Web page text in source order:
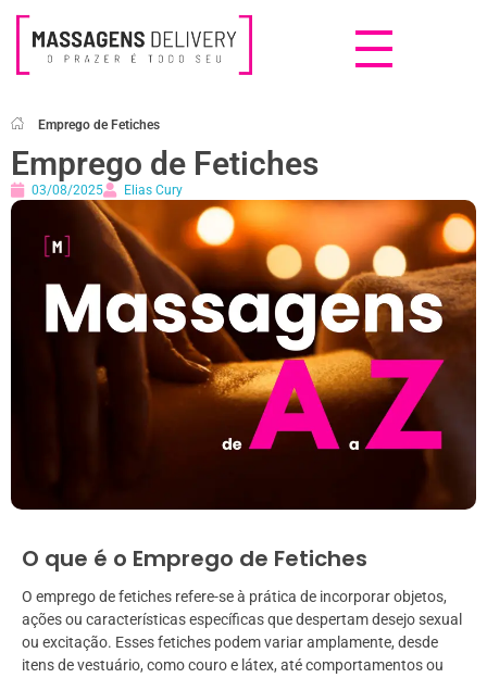
Emprego de Fetiches
Emprego de Fetiches
03/08/2025 Elias Cury
O que é o Emprego de Fetiches
O emprego de fetiches refere-se à prática de incorporar objetos,
ações ou características específicas que despertam desejo sexual
ou excitação. Esses fetiches podem variar amplamente, desde
itens de vestuário, como couro e látex, até comportamentos ou